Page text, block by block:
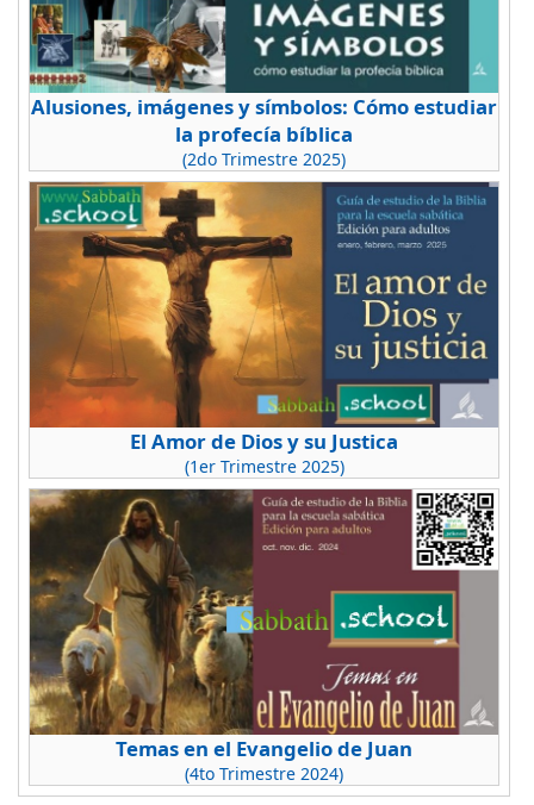
Alusiones, imágenes y símbolos: Cómo estudiar
la profecía bíblica
(2do Trimestre 2025)
El Amor de Dios y su Justica
(1er Trimestre 2025)
Temas en el Evangelio de Juan
(4to Trimestre 2024)